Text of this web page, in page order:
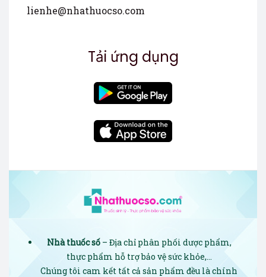
lienhe@nhathuocso.com
Tải ứng dụng
Nhà thuốc số– Địa chỉ phân phối dược phẩm,
thực phẩm hỗ trợ bảo vệ sức khỏe,…
Chúng tôi cam kết tất cả sản phẩm đều là chính